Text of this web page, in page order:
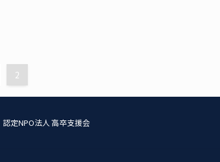
2
認定NPO法人 高卒支援会